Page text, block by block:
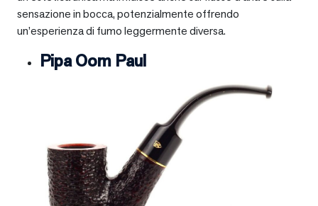
sensazione in bocca, potenzialmente offrendo
un’esperienza di fumo leggermente diversa.
Pipa Oom Paul